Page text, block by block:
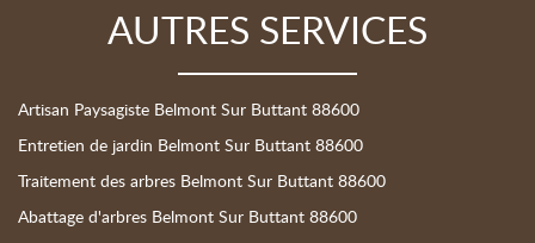
AUTRES SERVICES
Artisan Paysagiste Belmont Sur Buttant 88600
Entretien de jardin Belmont Sur Buttant 88600
Traitement des arbres Belmont Sur Buttant 88600
Abattage d'arbres Belmont Sur Buttant 88600